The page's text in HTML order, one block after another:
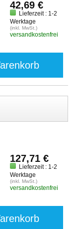
42,69 €
Lieferzeit : 1-2
Werktage
(inkl. MwSt.)
versandkostenfrei
127,71 €
Lieferzeit : 1-2
Werktage
(inkl. MwSt.)
versandkostenfrei